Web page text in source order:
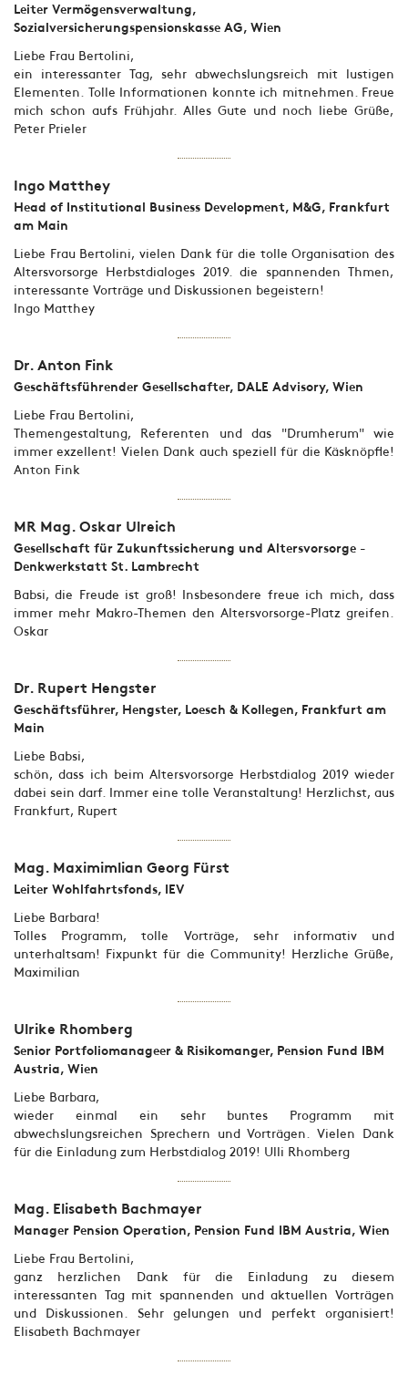
Leiter Vermögensverwaltung,
Sozialversicherungspensionskasse AG, Wien
Liebe Frau Bertolini,
ein interessanter Tag, sehr abwechslungsreich mit lustigen
Elementen. Tolle Informationen konnte ich mitnehmen. Freue
mich schon aufs Frühjahr. Alles Gute und noch liebe Grüße,
Peter Prieler
Ingo Matthey
Head of Institutional Business Development, M&G, Frankfurt
am Main
Liebe Frau Bertolini, vielen Dank für die tolle Organisation des
Altersvorsorge Herbstdialoges 2019. die spannenden Thmen,
interessante Vorträge und Diskussionen begeistern!
Ingo Matthey
Dr. Anton Fink
Geschäftsführender Gesellschafter, DALE Advisory, Wien
Liebe Frau Bertolini,
Themengestaltung, Referenten und das "Drumherum" wie
immer exzellent! Vielen Dank auch speziell für die Käsknöpfle!
Anton Fink
MR Mag. Oskar Ulreich
Gesellschaft für Zukunftssicherung und Altersvorsorge -
Denkwerkstatt St. Lambrecht
Babsi, die Freude ist groß! Insbesondere freue ich mich, dass
immer mehr Makro-Themen den Altersvorsorge-Platz greifen.
Oskar
Dr. Rupert Hengster
Geschäftsführer, Hengster, Loesch & Kollegen, Frankfurt am
Main
Liebe Babsi,
schön, dass ich beim Altersvorsorge Herbstdialog 2019 wieder
dabei sein darf. Immer eine tolle Veranstaltung! Herzlichst, aus
Frankfurt, Rupert
Mag. Maximimlian Georg Fürst
Leiter Wohlfahrtsfonds, IEV
Liebe Barbara!
Tolles Programm, tolle Vorträge, sehr informativ und
unterhaltsam! Fixpunkt für die Community! Herzliche Grüße,
Maximilian
Ulrike Rhomberg
Senior Portfoliomanageer & Risikomanger, Pension Fund IBM
Austria, Wien
Liebe Barbara,
wieder einmal ein sehr buntes Programm mit
abwechslungsreichen Sprechern und Vorträgen. Vielen Dank
für die Einladung zum Herbstdialog 2019! Ulli Rhomberg
Mag. Elisabeth Bachmayer
Manager Pension Operation, Pension Fund IBM Austria, Wien
Liebe Frau Bertolini,
ganz herzlichen Dank für die Einladung zu diesem
interessanten Tag mit spannenden und aktuellen Vorträgen
und Diskussionen. Sehr gelungen und perfekt organisiert!
Elisabeth Bachmayer